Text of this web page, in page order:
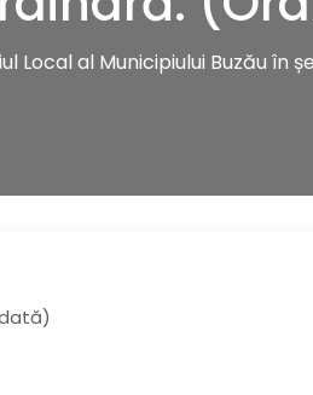
Local al Municipiului Buzău în